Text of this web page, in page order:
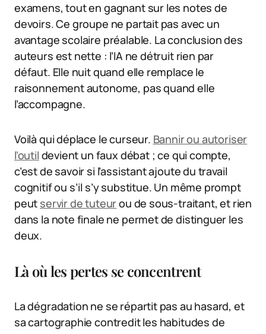
examens, tout en gagnant sur les notes de
devoirs. Ce groupe ne partait pas avec un
avantage scolaire préalable. La conclusion des
auteurs est nette : l’IA ne détruit rien par
défaut. Elle nuit quand elle remplace le
raisonnement autonome, pas quand elle
l’accompagne.
Voilà qui déplace le curseur. Bannir ou autoriser
l’outil devient un faux débat ; ce qui compte,
c’est de savoir si l’assistant ajoute du travail
cognitif ou s’il s’y substitue. Un même prompt
peut servir de tuteurou de sous-traitant, et rien
dans la note finale ne permet de distinguer les
deux.
Là où les pertes se concentrent
La dégradation ne se répartit pas au hasard, et
sa cartographie contredit les habitudes de